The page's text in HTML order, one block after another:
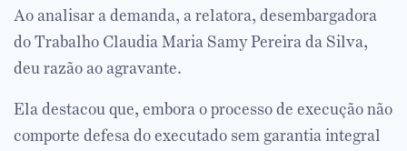
Ao analisar a demanda, a relatora, desembargadora
do Trabalho Claudia Maria Samy Pereira da Silva,
deu razão ao agravante.
Ela destacou que, embora o processo de execução não
comporte defesa do executado sem garantia integral